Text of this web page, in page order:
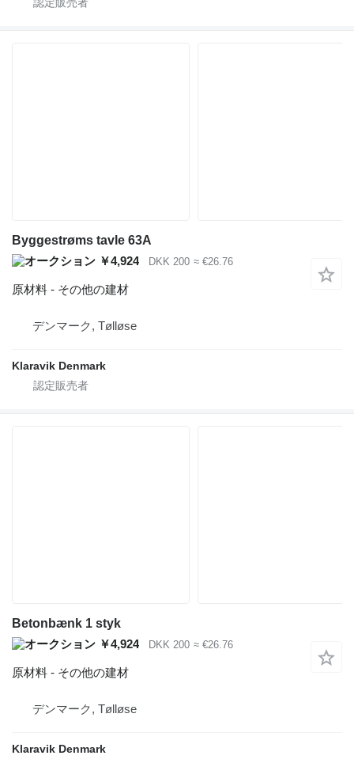
Byggestrøms tavle 63A
￥4,924
DKK 200 ≈ €26.76
原材料 - その他の建材
デンマーク, Tølløse
Klaravik Denmark
Betonbænk 1 styk
￥4,924
DKK 200 ≈ €26.76
原材料 - その他の建材
デンマーク, Tølløse
Klaravik Denmark